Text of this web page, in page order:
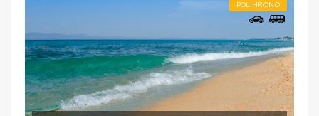
POLIHRONO